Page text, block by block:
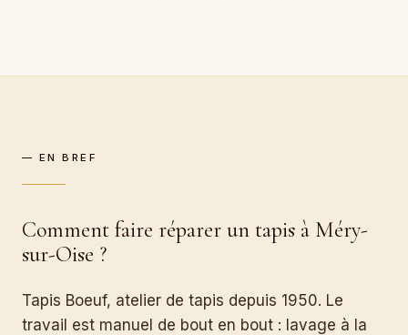
— EN BREF
Comment faire réparer un tapis à Méry-
sur-Oise ?
Tapis Boeuf, atelier de tapis depuis 1950. Le
travail est manuel de bout en bout : lavage à la